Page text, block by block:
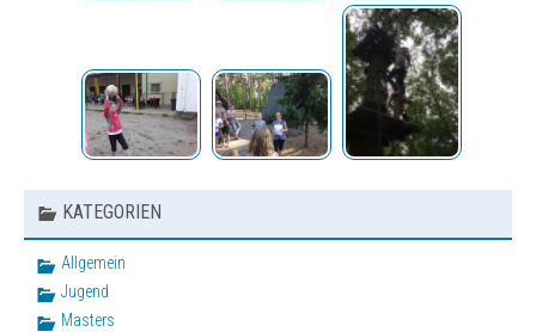
KATEGORIEN
Allgemein
Jugend
Masters